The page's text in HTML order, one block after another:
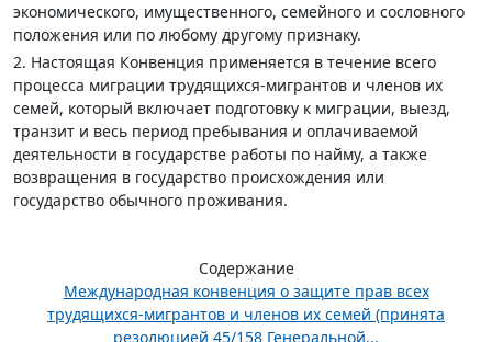
экономического, имущественного, семейного и сословного
положения или по любому другому признаку.
2. Настоящая Конвенция применяется в течение всего
процесса миграции трудящихся-мигрантов и членов их
семей, который включает подготовку к миграции, выезд,
транзит и весь период пребывания и оплачиваемой
деятельности в государстве работы по найму, а также
возвращения в государство происхождения или
государство обычного проживания.
Содержание
Международная конвенция о защите прав всех
трудящихся-мигрантов и членов их семей (принята
резолюцией 45/158 Генеральной...